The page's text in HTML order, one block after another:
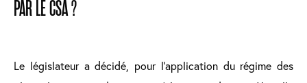
PAR LE CSA ?
Le législateur a décidé, pour l’application du régime des